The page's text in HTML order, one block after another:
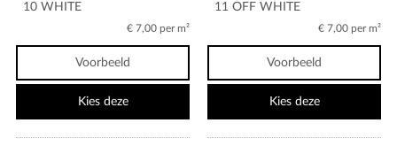
10 WHITE
€ 7,00 per m²
Voorbeeld
Kies deze
11 OFF WHITE
€ 7,00 per m²
Voorbeeld
Kies deze